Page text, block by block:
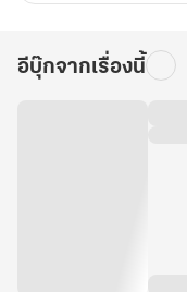
อีบุ๊กจากเรื่องนี้